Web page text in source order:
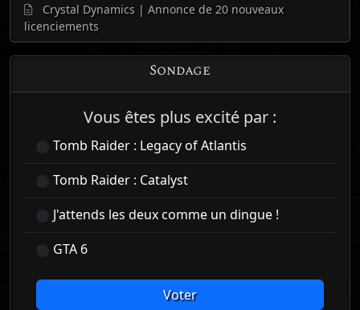
Crystal Dynamics | Annonce de 20 nouveaux
licenciements
Sondage
Vous êtes plus excité par :
Tomb Raider : Legacy of Atlantis
Tomb Raider : Catalyst
J'attends les deux comme un dingue !
GTA 6
Voter